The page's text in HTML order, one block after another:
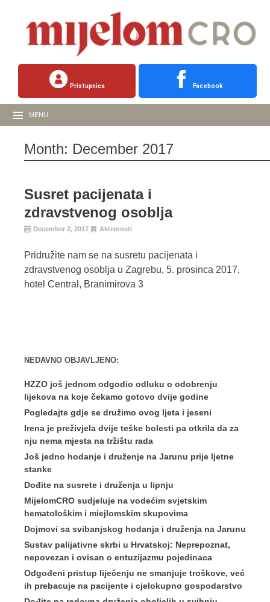
Pristupnica Facebook
MENU
Month: December 2017
Susret pacijenata i
zdravstvenog osoblja
December 2, 2017 Aktivnosti
Pridružite nam se na susretu pacijenata i
zdravstvenog osoblja u Zagrebu, 5. prosinca 2017,
hotel Central, Branimirova 3
NEDAVNO OBJAVLJENO:
HZZO još jednom odgodio odluku o odobrenju
lijekova na koje čekamo gotovo dvije godine
Pogledajte gdje se družimo ovog ljeta i jeseni
Irena je preživjela dvije teške bolesti pa otkrila da za
nju nema mjesta na tržištu rada
Još jedno hodanje i druženje na Jarunu prije ljetne
stanke
Dođite na susrete i druženja u lipnju
MijelomCRO sudjeluje na vodećim svjetskim
hematološkim i miejlomskim skupovima
Dojmovi sa svibanjskog hodanja i druženja na Jarunu
Sustav palijativne skrbi u Hrvatskoj: Neprepoznat,
nepovezan i ovisan o entuzijazmu pojedinaca
Odgođeni pristup liječenju ne smanjuje troškove, već
ih prebacuje na pacijente i cjelokupno gospodarstvo